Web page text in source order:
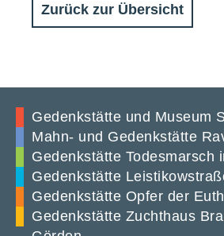
Zurück zur Übersicht
Gedenkstätte und Museum
Mahn- und Gedenkstätte
Gedenkstätte Todesmarsch
Gedenkstätte
Gedenkstätte Opfer der
Gedenkstätte Zuchthaus